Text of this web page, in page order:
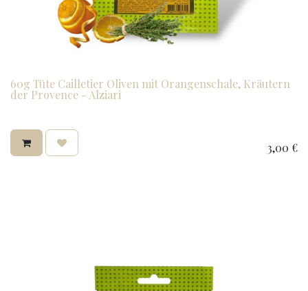
60g Tüte Cailletier Oliven mit Orangenschale, Kräutern
der Provence - Alziari
3,00 €